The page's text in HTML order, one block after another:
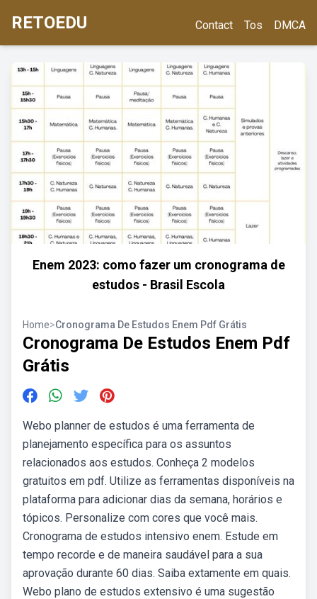
RETOEDU Contact Tos DMCA
Enem 2023: como fazer um cronograma de
estudos - Brasil Escola
Home>Cronograma De Estudos Enem Pdf Grátis
Cronograma De Estudos Enem Pdf
Grátis
Webo planner de estudos é uma ferramenta de
planejamento específica para os assuntos
relacionados aos estudos. Conheça 2 modelos
gratuitos em pdf. Utilize as ferramentas disponíveis na
plataforma para adicionar dias da semana, horários e
tópicos. Personalize com cores que você mais.
Cronograma de estudos intensivo enem. Estude em
tempo recorde e de maneira saudável para a sua
aprovação durante 60 dias. Saiba extamente em quais.
Webo plano de estudos extensivo é uma sugestão